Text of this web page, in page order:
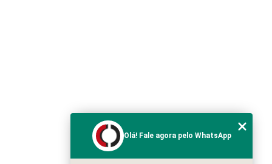
Olá! Fale agora pelo WhatsApp